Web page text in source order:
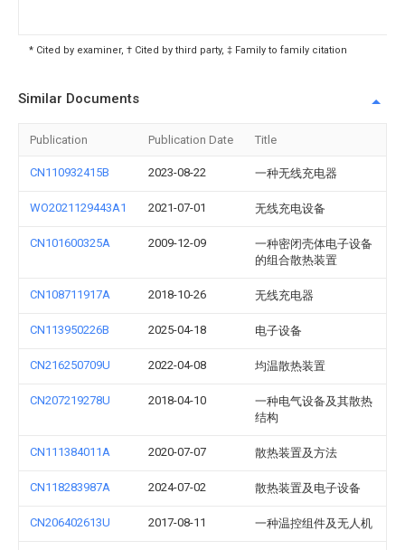
* Cited by examiner, † Cited by third party, ‡ Family to family citation
Similar Documents
Publication Publication Date Title
CN110932415B 2023-08-22 一种无线充电器
WO2021129443A1 2021-07-01 无线充电设备
CN101600325A 2009-12-09
一种密闭壳体电子设备
的组合散热装置
CN108711917A 2018-10-26 无线充电器
CN113950226B 2025-04-18 电子设备
CN216250709U 2022-04-08 均温散热装置
CN207219278U 2018-04-10
一种电气设备及其散热
结构
CN111384011A 2020-07-07 散热装置及方法
CN118283987A 2024-07-02 散热装置及电子设备
CN206402613U 2017-08-11 一种温控组件及无人机